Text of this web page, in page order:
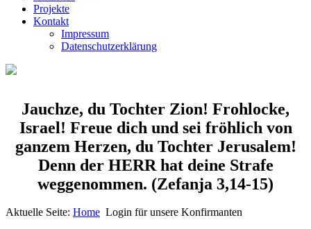
Projekte
Kontakt
Impressum
Datenschutzerklärung
Jauchze, du Tochter Zion! Frohlocke,
Israel! Freue dich und sei fröhlich von
ganzem Herzen, du Tochter Jerusalem!
Denn der HERR hat deine Strafe
weggenommen. (Zefanja 3,14-15)
Aktuelle Seite: Home Login für unsere Konfirmanten